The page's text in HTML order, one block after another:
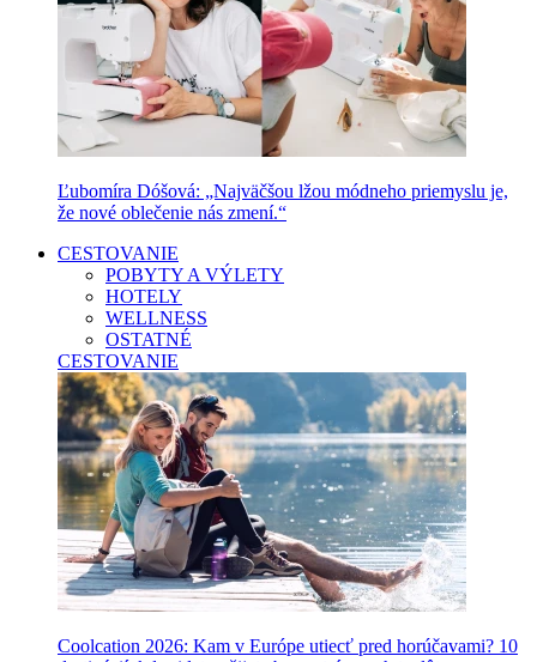
Ľubomíra Dóšová: „Najväčšou lžou módneho priemyslu je,
že nové oblečenie nás zmení.“
CESTOVANIE
POBYTY A VÝLETY
HOTELY
WELLNESS
OSTATNÉ
CESTOVANIE
Coolcation 2026: Kam v Európe utiecť pred horúčavami? 10